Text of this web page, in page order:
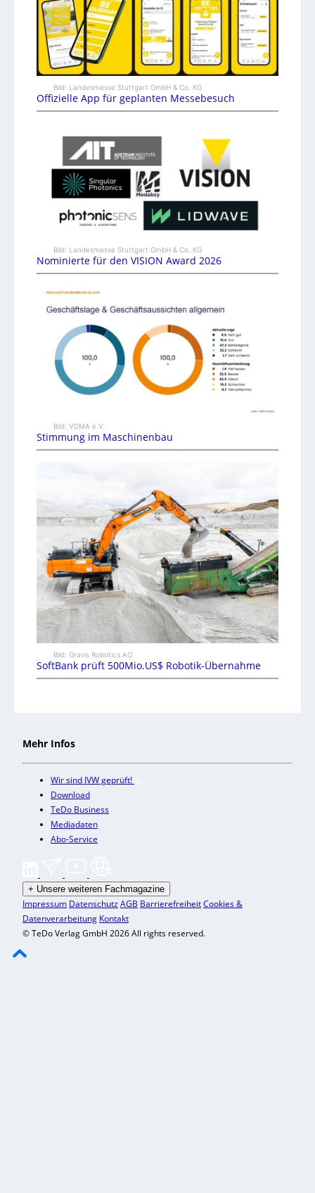
Bild: Landesmesse Stuttgart GmbH & Co. KG
Offizielle App für geplanten Messebesuch
Bild: Landesmesse Stuttgart GmbH & Co. KG
Nominierte für den VISION Award 2026
Bild: VDMA e.V.
Stimmung im Maschinenbau
Bild: Gravis Robotics AG
SoftBank prüft 500Mio.US$ Robotik-Übernahme
Mehr Infos
Wir sind IVW geprüft!
Download
TeDo Business
Mediadaten
Abo-Service
+ Unsere weiteren Fachmagazine
Impressum DatenschutzAGB BarrierefreiheitCookies &
Datenverarbeitung Kontakt
© TeDo Verlag GmbH 2026 All rights reserved.